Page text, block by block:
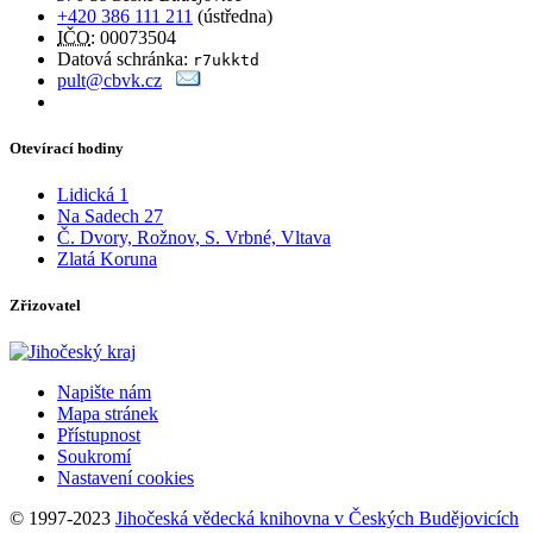
+420 386 111 211 (ústředna)
IČO: 00073504
Datová schránka: r7ukktd
pult@cbvk.cz
Otevírací hodiny
Lidická 1
Na Sadech 27
Č. Dvory, Rožnov, S. Vrbné, Vltava
Zlatá Koruna
Zřizovatel
Napište nám
Mapa stránek
Přístupnost
Soukromí
Nastavení cookies
© 1997-2023 Jihočeská vědecká knihovna v Českých Budějovicích